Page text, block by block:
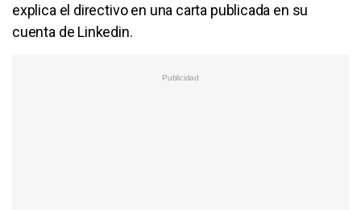
explica el directivo en una carta publicada en su
cuenta de Linkedin.